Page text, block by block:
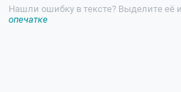
Нашли ошибку в тексте? Выделите её
опечатке